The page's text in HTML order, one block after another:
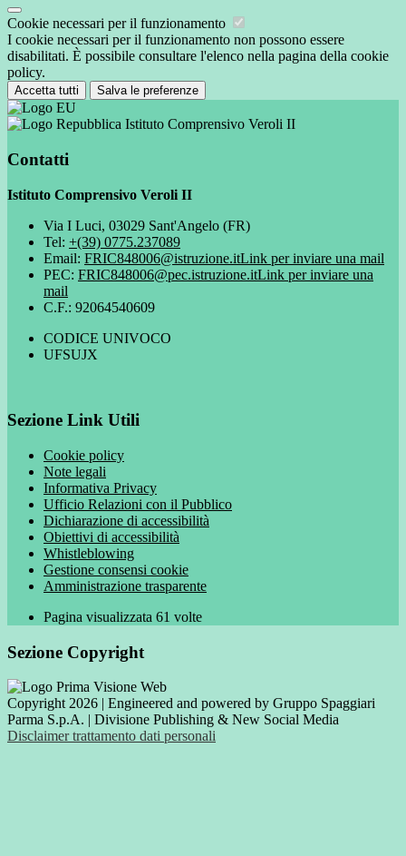
Cookie necessari per il funzionamento
I cookie necessari per il funzionamento non possono essere
disabilitati. È possibile consultare l'elenco nella pagina della cookie
policy.
Accetta tutti Salva le preferenze
Istituto Comprensivo Veroli II
Contatti
Istituto Comprensivo Veroli II
Via I Luci, 03029 Sant'Angelo (FR)
Tel: +(39) 0775.237089
Email: FRIC848006@istruzione.itLink per inviare una mail
PEC: FRIC848006@pec.istruzione.itLink per inviare una
mail
C.F.: 92064540609
CODICE UNIVOCO
UFSUJX
Sezione Link Utili
Cookie policy
Note legali
Informativa Privacy
Ufficio Relazioni con il Pubblico
Dichiarazione di accessibilità
Obiettivi di accessibilità
Whistleblowing
Gestione consensi cookie
Amministrazione trasparente
Pagina visualizzata 61 volte
Sezione Copyright
Copyright 2026 | Engineered and powered by Gruppo Spaggiari
Parma S.p.A. | Divisione Publishing & New Social Media
Disclaimer trattamento dati personali